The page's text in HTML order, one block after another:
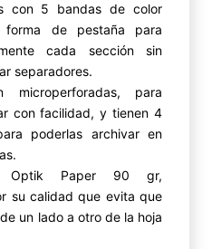
con 5 bandas de color
forma de pestaña para
cada sección sin
separadores.
microperforadas, para
con facilidad, y tienen 4
poderlas archivar en
Paper 90 gr,
su calidad que evita que
un lado a otro de la hoja